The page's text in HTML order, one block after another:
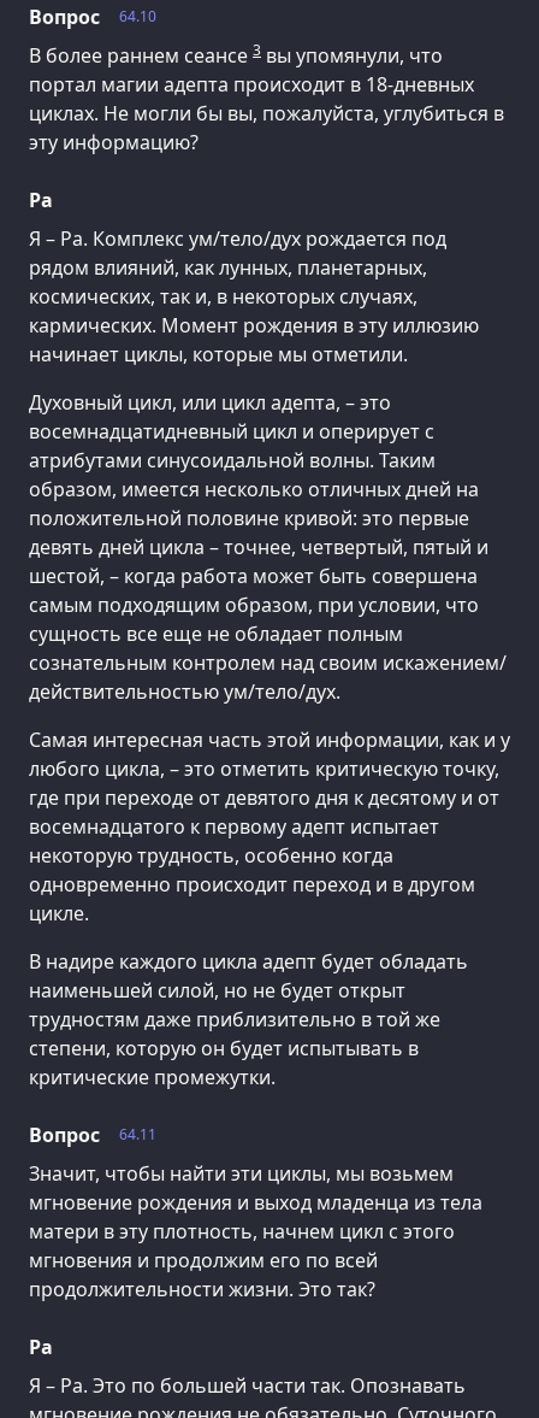
64.10
Вопрос
В более раннем сеансе 3 вы упомянули, что
портал магии адепта происходит в 18-дневных
циклах. Не могли бы вы, пожалуйста, углубиться в
эту информацию?
Ра
Я – Ра. Комплекс ум/тело/дух рождается под
рядом влияний, как лунных, планетарных,
космических, так и, в некоторых случаях,
кармических. Момент рождения в эту иллюзию
начинает циклы, которые мы отметили.
Духовный цикл, или цикл адепта, – это
восемнадцатидневный цикл и оперирует с
атрибутами синусоидальной волны. Таким
образом, имеется несколько отличных дней на
положительной половине кривой: это первые
девять дней цикла – точнее, четвертый, пятый и
шестой, – когда работа может быть совершена
самым подходящим образом, при условии, что
сущность все еще не обладает полным
сознательным контролем над своим искажением/
действительностью ум/тело/дух.
Самая интересная часть этой информации, как и у
любого цикла, – это отметить критическую точку,
где при переходе от девятого дня к десятому и от
восемнадцатого к первому адепт испытает
некоторую трудность, особенно когда
одновременно происходит переход и в другом
цикле.
В надире каждого цикла адепт будет обладать
наименьшей силой, но не будет открыт
трудностям даже приблизительно в той же
степени, которую он будет испытывать в
критические промежутки.
64.11
Вопрос
Значит, чтобы найти эти циклы, мы возьмем
мгновение рождения и выход младенца из тела
матери в эту плотность, начнем цикл с этого
мгновения и продолжим его по всей
продолжительности жизни. Это так?
Ра
Я – Ра. Это по большей части так. Опознавать